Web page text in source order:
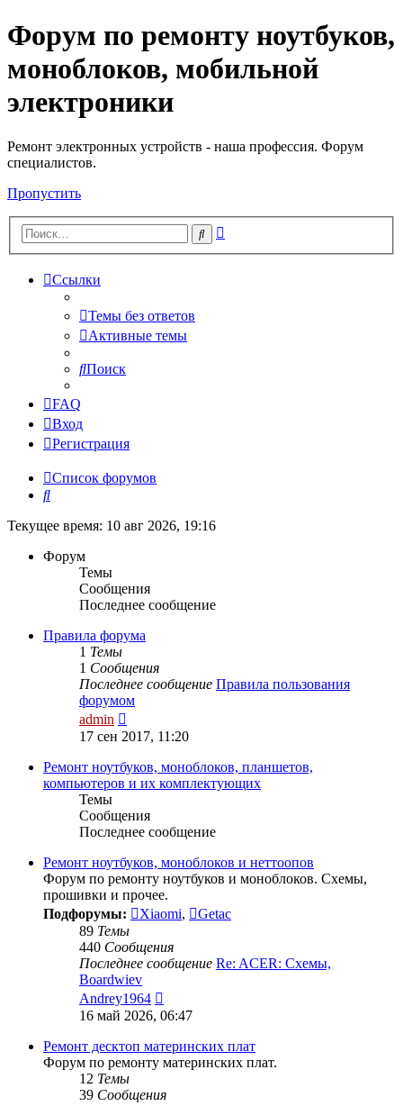
Регистрация
Форум по ремонту ноутбуков,
моноблоков, мобильной
электроники
Ремонт электронных устройств - наша профессия. Форум
специалистов.
Пропустить
Поиск
Ссылки
Темы без ответов
Активные темы
Поиск
FAQ
Вход
Регистрация
Список форумов
Поиск
Текущее время: 10 авг 2026, 19:16
Форум
Темы
Сообщения
Последнее сообщение
Правила форума
1 Темы
1 Сообщения
Последнее сообщение Правила пользования
форумом
admin
к
сообщению
17 сен 2017, 11:20
Ремонт ноутбуков, моноблоков, планшетов,
компьютеров и их комплектующих
Темы
Сообщения
Последнее сообщение
Ремонт ноутбуков, моноблоков и неттоопов
Форум по ремонту ноутбуков и моноблоков. Схемы,
прошивки и прочее.
Подфорумы:
Xiaomi,
Getac
89 Темы
440 Сообщения
Последнее сообщение Re: ACER: Схемы,
Boardwiev
Andrey1964
к
сообщению
16 май 2026, 06:47
Ремонт десктоп материнских плат
Форум по ремонту материнских плат.
12 Темы
39 Сообщения